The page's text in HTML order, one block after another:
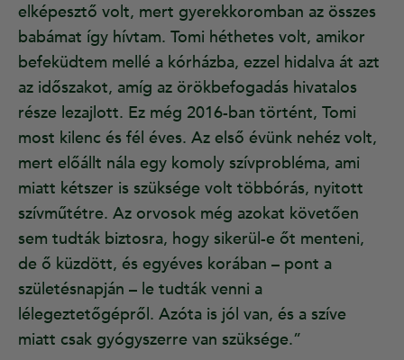
elképesztő volt, mert gyerekkoromban az összes
babámat így hívtam. Tomi héthetes volt, amikor
befeküdtem mellé a kórházba, ezzel hidalva át azt
az időszakot, amíg az örökbefogadás hivatalos
része lezajlott. Ez még 2016-ban történt, Tomi
most kilenc és fél éves. Az első évünk nehéz volt,
mert előállt nála egy komoly szívprobléma, ami
miatt kétszer is szüksége volt többórás, nyitott
szívműtétre. Az orvosok még azokat követően
sem tudták biztosra, hogy sikerül-e őt menteni,
de ő küzdött, és egyéves korában – pont a
születésnapján – le tudták venni a
lélegeztetőgépről. Azóta is jól van, és a szíve
miatt csak gyógyszerre van szüksége.”